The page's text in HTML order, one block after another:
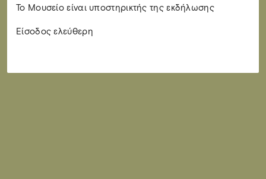
Το Μουσείο είναι υποστηρικτής της εκδήλωσης
Είσοδος ελεύθερη